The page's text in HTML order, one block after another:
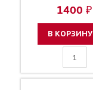
1400 ₽
В КОРЗИНУ